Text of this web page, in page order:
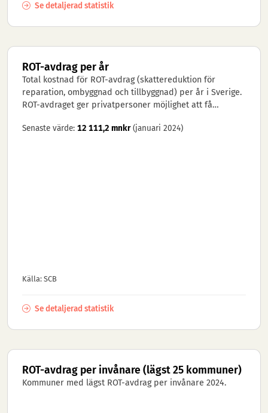
Se detaljerad statistik
ROT-avdrag per år
Total kostnad för ROT-avdrag (skattereduktion för
reparation, ombyggnad och tillbyggnad) per år i Sverige.
ROT-avdraget ger privatpersoner möjlighet att få
Senaste värde: 12 111,2 mnkr (januari 2024)
Källa: SCB
Se detaljerad statistik
ROT-avdrag per invånare (lägst 25 kommuner)
Kommuner med lägst ROT-avdrag per invånare 2024.